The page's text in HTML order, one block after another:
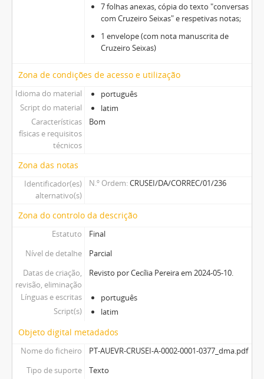
7 folhas anexas, cópia do texto "conversas
com Cruzeiro Seixas" e respetivas notas;
1 envelope (com nota manuscrita de
Cruzeiro Seixas)
Zona de condições de acesso e utilização
Idioma do material
português
Script do material
latim
Características
físicas e requisitos
técnicos
Bom
Zona das notas
Identificador(es)
alternativo(s)
N.º Ordem CRUSEI/DA/CORREC/01/236
Zona do controlo da descrição
Estatuto
Final
Nível de detalhe
Parcial
Datas de criação,
revisão, eliminação
Revisto por Cecília Pereira em 2024-05-10.
Línguas e escritas
português
Script(s)
latim
Objeto digital metadados
Nome do ficheiro
PT-AUEVR-CRUSEI-A-0002-0001-0377_dma.pdf
Tipo de suporte
Texto